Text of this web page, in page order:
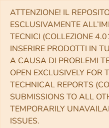
ATTENZIONE! IL
ESCLUSIVAMENTE
TECNICI (COLLEZIONE
INSERIRE PRODOTTI IN
A CAUSA DI PROBLEMI
OPEN EXCLUSIVELY FOR
TECHNICAL REPORTS
SUBMISSIONS TO ALL
TEMPORARILY
ISSUES.